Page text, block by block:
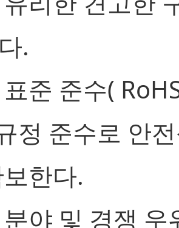
.
준 준수(
정 준수로 안
한다.
야 및 경쟁 우